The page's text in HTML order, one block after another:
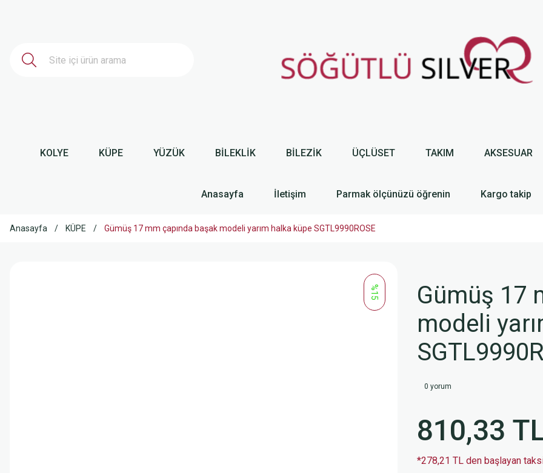
KOLYE KÜPE YÜZÜK BİLEKLİK BİLEZİK ÜÇLÜSET TAKIM AKSESUAR
Anasayfa İletişim Parmak ölçünüzü öğrenin Kargo takip
Anasayfa KÜPE Gümüş 17 mm çapında başak modeli yarım halka küpe SGTL9990ROSE
%15
Gümüş 17
modeli
0 yorum
810,33
*278,21 TL den başlayan